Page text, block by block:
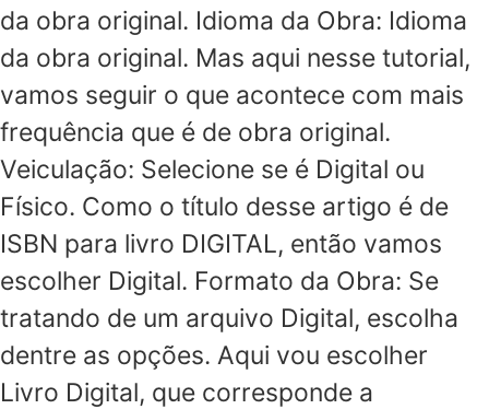
da obra original. Idioma da Obra: Idioma
da obra original. Mas aqui nesse tutorial,
vamos seguir o que acontece com mais
frequência que é de obra original.
Veiculação: Selecione se é Digital ou
Físico. Como o título desse artigo é de
ISBN para livro DIGITAL, então vamos
escolher Digital. Formato da Obra: Se
tratando de um arquivo Digital, escolha
dentre as opções. Aqui vou escolher
Livro Digital, que corresponde a